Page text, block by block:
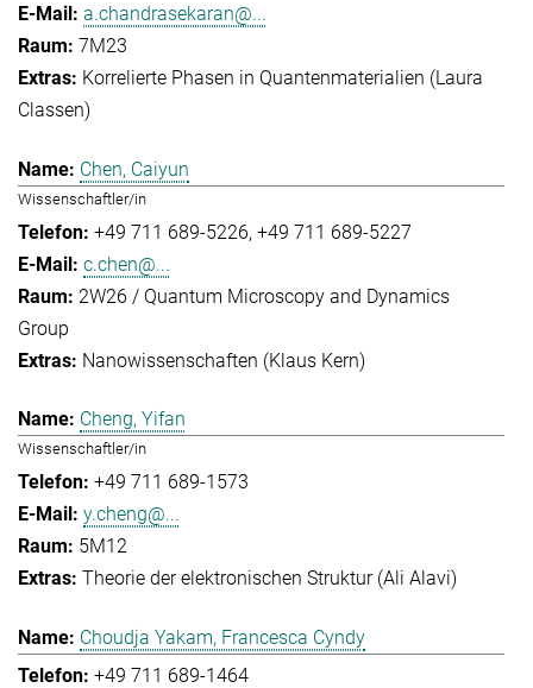
a.chandrasekaran@...
7M23
Korrelierte Phasen in Quantenmaterialien (Laura
Classen)
Chen, Caiyun
Wissenschaftler/in
+49 711 689-5226 +49 711 689-5227
c.chen@...
2W26 / Quantum Microscopy and Dynamics
Group
Nanowissenschaften (Klaus Kern)
Cheng, Yifan
Wissenschaftler/in
+49 711 689-1573
y.cheng@...
5M12
Theorie der elektronischen Struktur (Ali Alavi)
Choudja Yakam, Francesca Cyndy
+49 711 689-1464